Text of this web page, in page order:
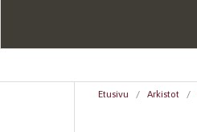
Etusivu / Arkistot /